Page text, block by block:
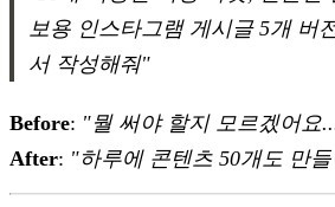
보용 인스타그램 게시글 5개 버
서 작성해줘"
Before: "뭘 써야 할지 모르겠어요
After: "하루에 콘텐츠 50개도 만